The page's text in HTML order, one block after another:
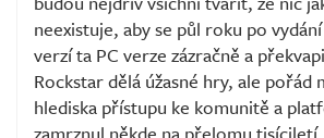
neexistuje, aby se půl roku po
verzí ta PC verze zázračně a
Rockstar dělá úžasné hry, ale pořád
hlediska přístupu ke komunitě a